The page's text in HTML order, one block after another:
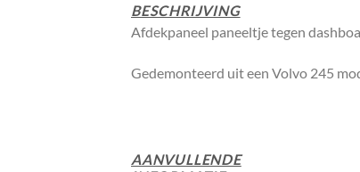
BESCHRIJVING
Afdekpaneel paneeltje tegen
Gedemonteerd uit een Volvo 245
AANVULLENDE